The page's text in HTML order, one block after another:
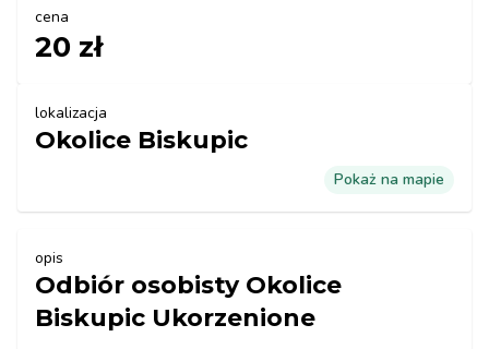
cena
20 zł
lokalizacja
Okolice Biskupic
Pokaż na mapie
opis
Odbiór osobisty Okolice
Biskupic Ukorzenione